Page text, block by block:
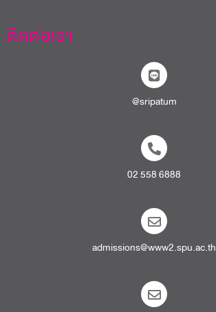
ติดต่อเรา
@sripatum
02 558 6888
admissions@www2.spu.ac.th